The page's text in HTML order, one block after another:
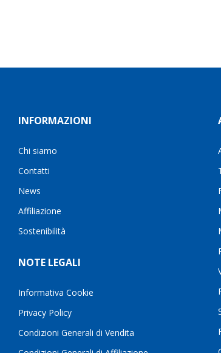
INFORMAZIONI
Chi siamo
Contatti
News
Affiliazione
Sostenibilità
NOTE LEGALI
Informativa Cookie
Privacy Policy
Condizioni Generali di Vendita